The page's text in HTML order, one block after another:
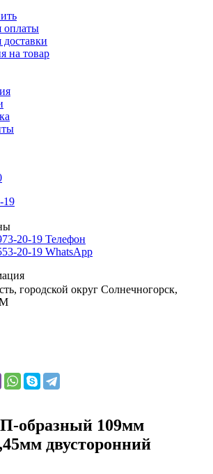
оплаты
доставки
на товар
19
20-19 Телефон
20-19 WhatsApp
городской округ Солнечногорск,
образный 109мм
двусторонний